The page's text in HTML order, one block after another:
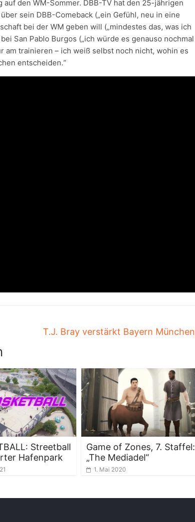
den WM-Sommer. DBB-TV hat den 25-jährigen
sein DBB-Comeback („ein Gefühl, neu in eine
bei der WM geben will („mindestes das, was ich
San Pablo Burgos („ich würde es genauso nochmal
am trainieren – ich weiß selbst noch nicht, wohin es
entscheiden.“
T.J. Bray verstärkt Bayern München
Streetball
Hafenpark
Game of Zones, 7. Staffel:
„The Mediadel“
1. Mai 2020